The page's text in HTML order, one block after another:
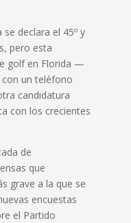
declara el 45º y
pero esta
golf en Florida —
un teléfono
candidatura
con los crecientes
de
que
grave a la que se
encuestas
el Partido